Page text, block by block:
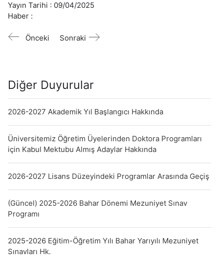
Yayın Tarihi : 09/04/2025
Haber :
Önceki Sonraki
Diğer Duyurular
2026-2027 Akademik Yıl Başlangıcı Hakkında
Üniversitemiz Öğretim Üyelerinden Doktora Programları
için Kabul Mektubu Almış Adaylar Hakkında
2026-2027 Lisans Düzeyindeki Programlar Arasında Geçiş
(Güncel) 2025-2026 Bahar Dönemi Mezuniyet Sınav
Programı
2025-2026 Eğitim-Öğretim Yılı Bahar Yarıyılı Mezuniyet
Sınavları Hk.